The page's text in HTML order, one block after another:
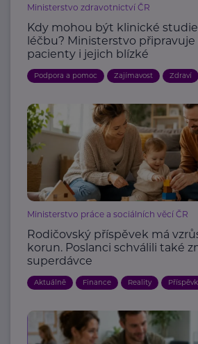
Ministerstvo zdravotnictví ČR
Kdy mohou být klinické
léčbu? Ministerstvo
pacienty i jejich blízké
Podpora a pomoc Zajímavost Zdraví
Ministerstvo práce a sociálních věcí ČR
Rodičovský příspěvek má
korun. Poslanci schválili také
superdávce
Aktuálně Finance Reality